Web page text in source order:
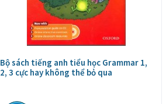
Bộ sách tiếng anh tiểu học Grammar 1,
2, 3 cực hay không thể bỏ qua